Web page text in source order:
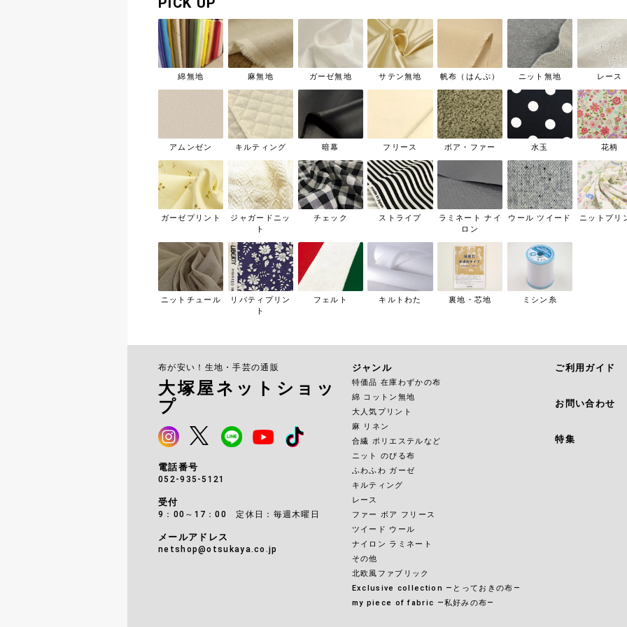
綿無地 麻無地 ガーゼ無地 サテン無地 帆布（はんぷ） ニット無地 レース
アムンゼン キルティング 暗幕 フリース ボア・ファー 水玉 花柄
ガーゼプリント
ジャガードニッ
ト
チェック ストライプ
ラミネート ナイ
ロン
ウール ツイード ニットプリ
ニットチュール
リバティプリン
ト
フェルト キルトわた 裏地・芯地 ミシン糸
布が安い！生地・手芸の通販
大塚屋ネットショッ
プ
電話番号
052-935-5121
受付
9：00～17：00 定休日：毎週木曜日
メールアドレス
netshop@otsukaya.co.jp
ジャンル
特価品 在庫わずかの布
綿 コットン無地
大人気プリント
麻 リネン
合繊 ポリエステルなど
ニット のびる布
ふわふわ ガーゼ
キルティング
レース
ファー ボア フリース
ツイード ウール
ナイロン ラミネート
その他
北欧風ファブリック
Exclusive collection ―とっておきの布―
my piece of fabric ―私好みの布―
ご利用ガイド
お問い合わせ
特集